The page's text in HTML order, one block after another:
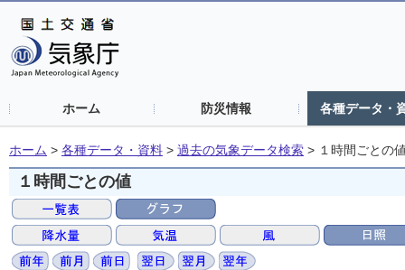
ホーム 防災情報 各種データ・
ホーム > 各種データ・資料 > 過去の気象データ検索 > １時間ごとの
１時間ごとの値